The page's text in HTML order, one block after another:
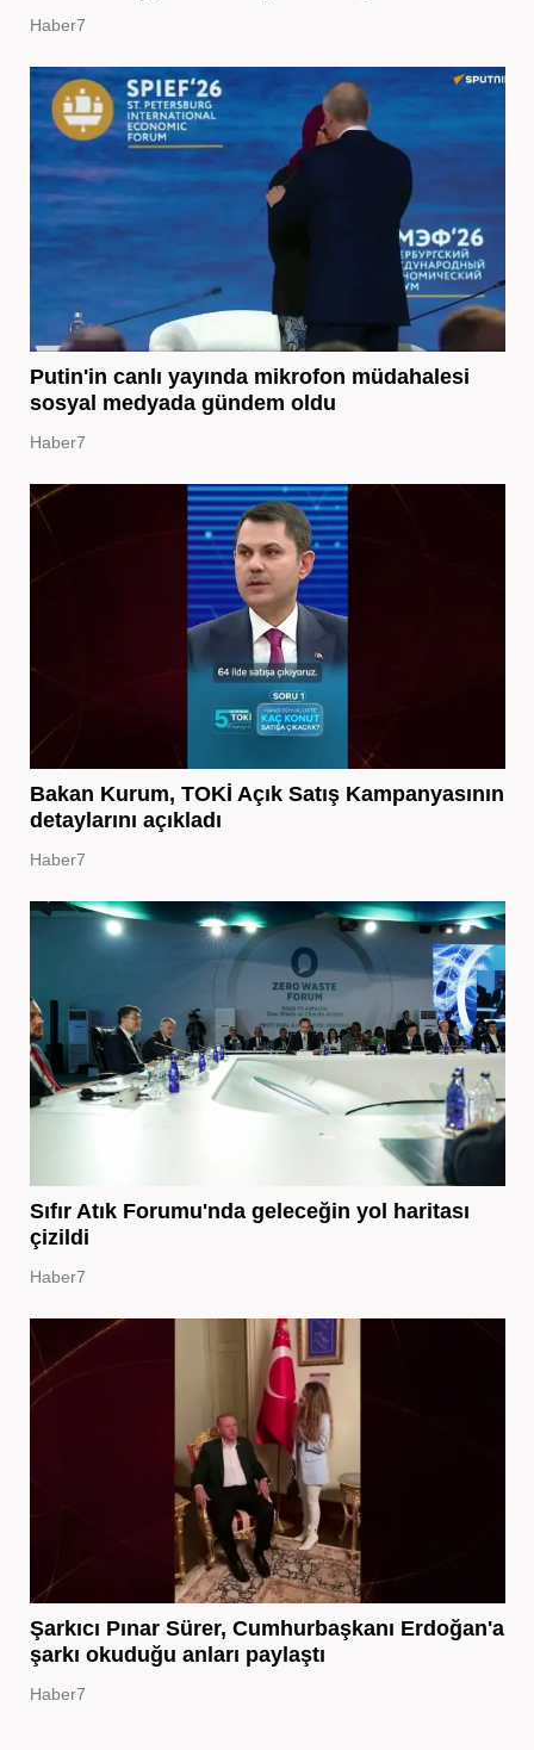
Haber7
Putin'in canlı yayında mikrofon müdahalesi
sosyal medyada gündem oldu
Haber7
Bakan Kurum, TOKİ Açık Satış Kampanyasının
detaylarını açıkladı
Haber7
Sıfır Atık Forumu'nda geleceğin yol haritası
çizildi
Haber7
Şarkıcı Pınar Sürer, Cumhurbaşkanı Erdoğan'a
şarkı okuduğu anları paylaştı
Haber7